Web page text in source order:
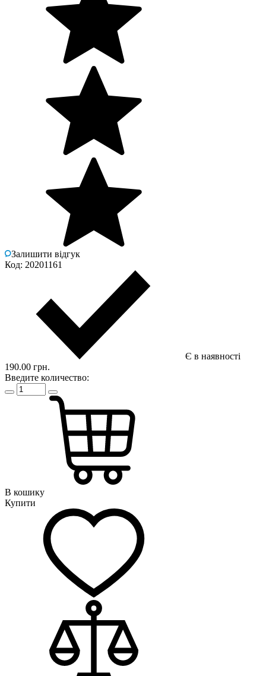
Залишити відгук
Код: 20201161
Є в наявності
190.00 грн.
Введите количество:
В кошику
Купити